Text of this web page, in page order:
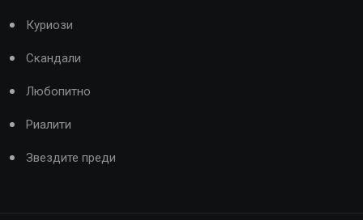
Куриози
Скандали
Любопитно
Риалити
Звездите преди